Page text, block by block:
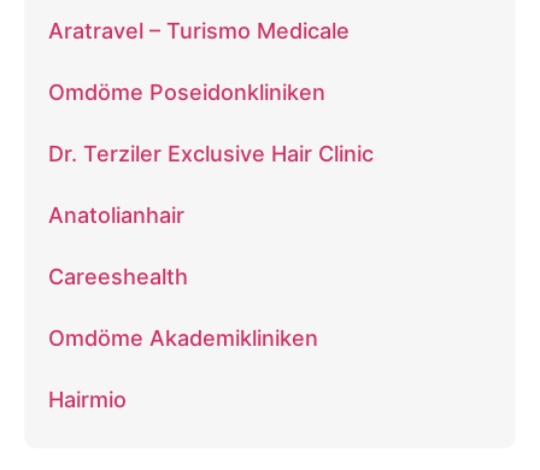
Aratravel – Turismo Medicale
Omdöme Poseidonkliniken
Dr. Terziler Exclusive Hair Clinic
Anatolianhair
Careeshealth
Omdöme Akademikliniken
Hairmio